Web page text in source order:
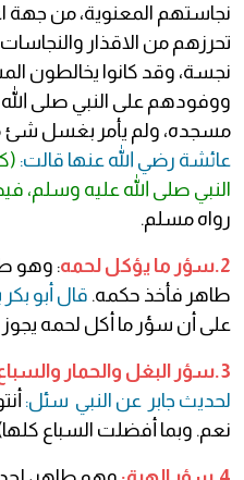
نجاستهم المعنوية، من جهة
تحرزهم من الاقذار
نجسة، وقد كانوا يخالطون
ووفودهم على النبي صلى
مسجده، ولم يأمر بغسل شئ
عائشة رضي الله عنها قالت:
النبي صلى الله عليه
رواه مسلم.
2.سؤر ما يؤكل لحمه
: وهو
طاهر فأخذ حكمه. قال أبو بكر
على أن سؤر ما أكل لحمه
3.سؤر البغل والحمار والسباع وجوارح الطير
لحديث جابر عن النبي سئل:
نعم. وبما أفضلت السباع